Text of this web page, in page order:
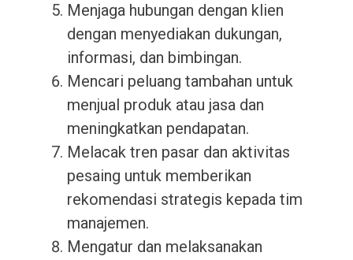
Menjaga hubungan dengan klien
dengan menyediakan dukungan,
informasi, dan bimbingan.
Mencari peluang tambahan untuk
menjual produk atau jasa dan
meningkatkan pendapatan.
Melacak tren pasar dan aktivitas
pesaing untuk memberikan
rekomendasi strategis kepada tim
manajemen.
Mengatur dan melaksanakan